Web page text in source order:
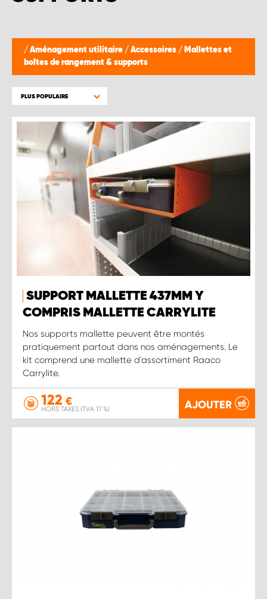
/ Aménagement utilitaire / Accessoires / Mallettes et
boîtes de rangement & supports
PLUS POPULAIRE
SUPPORT MALLETTE 437MM Y
COMPRIS MALLETTE CARRYLITE
Nos supports mallette peuvent être montés
pratiquement partout dans nos aménagements. Le
kit comprend une mallette d'assortiment Raaco
Carrylite.
122 €
HORS TAXES (TVA 17 %) AJOUTER